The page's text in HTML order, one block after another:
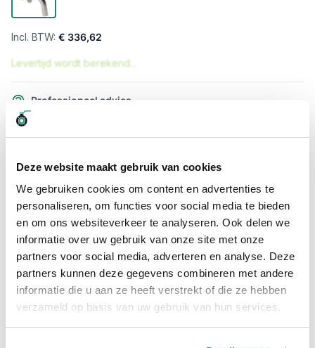
Deze website maakt gebruik van cookies
We gebruiken cookies om content en advertenties te
personaliseren, om functies voor social media te bieden
en om ons websiteverkeer te analyseren. Ook delen we
informatie over uw gebruik van onze site met onze
partners voor social media, adverteren en analyse. Deze
partners kunnen deze gegevens combineren met andere
informatie die u aan ze heeft verstrekt of die ze hebben
verzameld op basis van uw gebruik van hun services.
€ 336,62
Levertijd wordt berekend...
Professioneel advies
Hoge klantbeoordelingen: 9/10
Snel naar
Meer informatie
Meer informatie
Maatvoering koppeling 1"
Materiaal RVS